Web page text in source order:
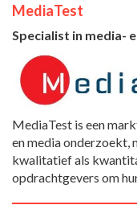
MediaTest
Specialist in media-
MediaTest is een
en media onderzoekt,
kwalitatief als
opdrachtgevers om